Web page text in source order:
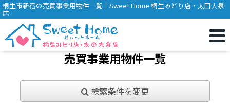
桐生市新宿の売買事業用物件一覧｜Sweet Home 桐生みどり店・太田大泉
店
売買事業用物件一覧
検索条件を変更